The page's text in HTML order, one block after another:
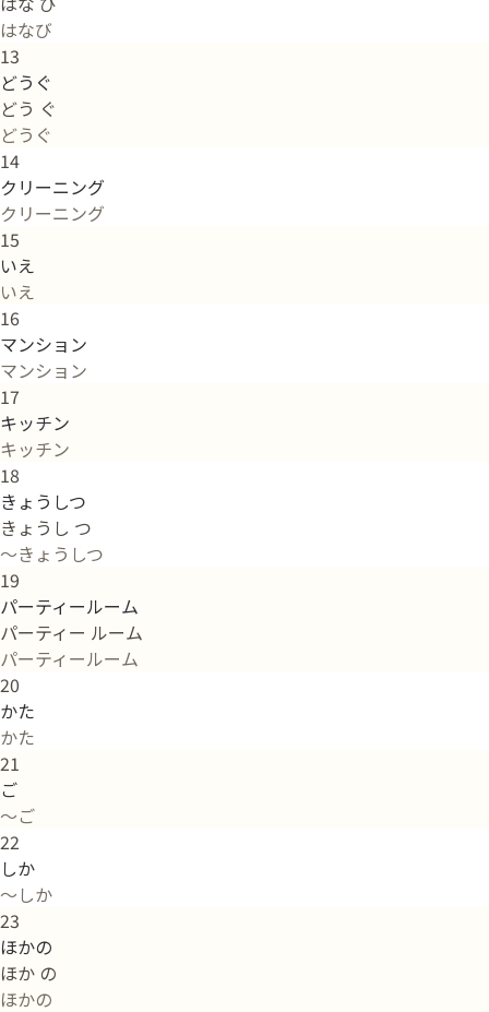
はなび
13
どうぐ
どう ぐ
どうぐ
14
クリーニング
クリーニング
15
いえ
いえ
16
マンション
マンション
17
キッチン
キッチン
18
きょうしつ
きょうし つ
～きょうしつ
19
パーティールーム
パーティー ルーム
パーティールーム
20
かた
かた
21
ご
～ご
22
しか
～しか
23
ほかの
ほか の
ほかの